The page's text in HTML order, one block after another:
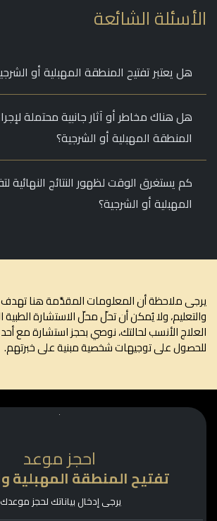
الشائعة
هل يعتبر تفتيح المنطقة المهبلية أو الشرجية
هل هناك مخاطر أو آثار جانبية محتملة لإجراء
المنطقة المهبلية أو الشرجية؟
كم يستغرق الوقت لظهور النتائج النهائية
المهبلية أو الشرجية؟
ملاحظة أن المعلومات المقدَّمة هنا تهدف فقط
ولا يُمكن أن تحلّ محلّ الاستشارة الطبية
الأنسب لحالتك، نوصي بحجز استشارة مع أحد
على توجيهات شخصية مبنية على خبرتهم.
احجز موعد
تفتيح المنطقة المهبلية
يرجى إدخال بياناتك لحجز موعدك.